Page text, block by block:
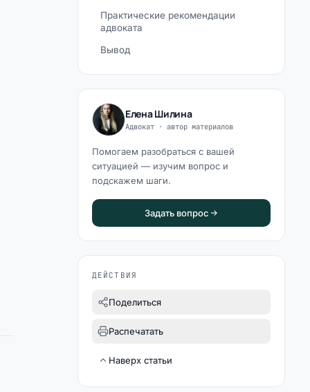
Практические рекомендации
адвоката
Вывод
Елена Шилина
Адвокат · автор материалов
Помогаем разобраться с вашей
ситуацией — изучим вопрос и
подскажем шаги.
Задать вопрос
ДЕЙСТВИЯ
Поделиться
Распечатать
Наверх статьи